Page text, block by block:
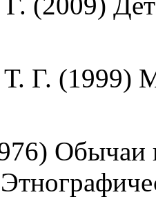
Г. (1999)
Обычаи